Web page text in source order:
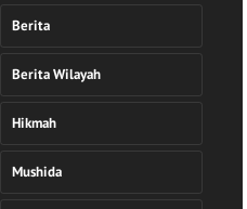
Berita
Berita Wilayah
Hikmah
Mushida